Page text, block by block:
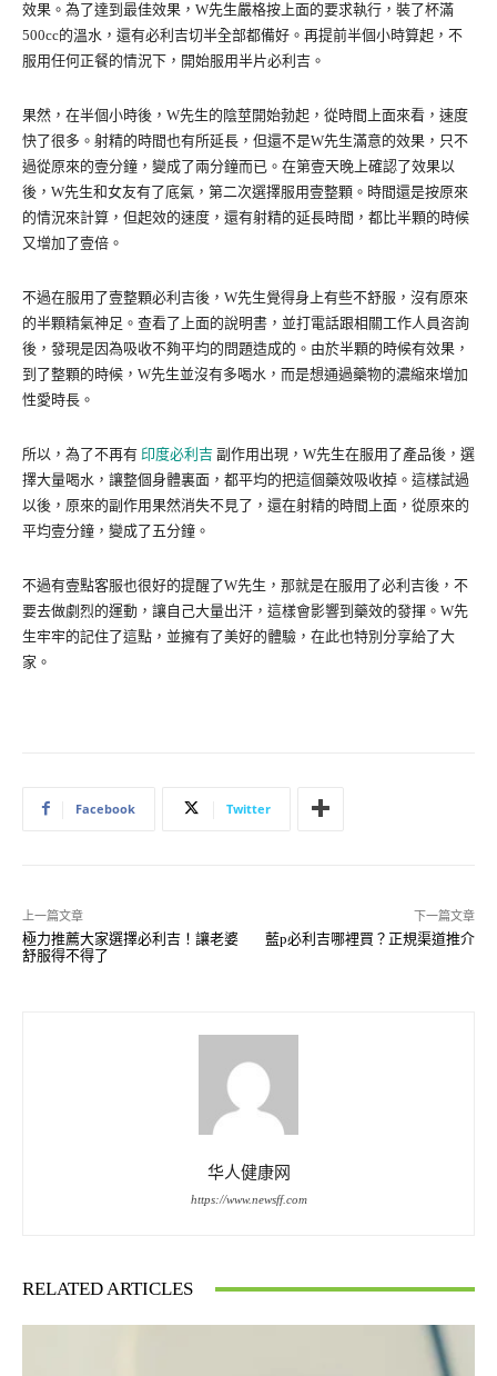
效果。為了達到最佳效果，W先生嚴格按上面的要求執行，裝了杯滿
500cc的溫水，還有必利吉切半全部都備好。再提前半個小時算起，不
服用任何正餐的情況下，開始服用半片必利吉。
果然，在半個小時後，W先生的陰莖開始勃起，從時間上面來看，速度
快了很多。射精的時間也有所延長，但還不是W先生滿意的效果，只不
過從原來的壹分鐘，變成了兩分鐘而已。在第壹天晚上確認了效果以
後，W先生和女友有了底氣，第二次選擇服用壹整顆。時間還是按原來
的情況來計算，但起效的速度，還有射精的延長時間，都比半顆的時候
又增加了壹倍。
不過在服用了壹整顆必利吉後，W先生覺得身上有些不舒服，沒有原來
的半顆精氣神足。查看了上面的說明書，並打電話跟相關工作人員咨詢
後，發現是因為吸收不夠平均的問題造成的。由於半顆的時候有效果，
到了整顆的時候，W先生並沒有多喝水，而是想通過藥物的濃縮來增加
性愛時長。
所以，為了不再有 印度必利吉 副作用出現，W先生在服用了產品後，選
擇大量喝水，讓整個身體裏面，都平均的把這個藥效吸收掉。這樣試過
以後，原來的副作用果然消失不見了，還在射精的時間上面，從原來的
平均壹分鐘，變成了五分鐘。
不過有壹點客服也很好的提醒了W先生，那就是在服用了必利吉後，不
要去做劇烈的運動，讓自己大量出汗，這樣會影響到藥效的發揮。W先
生牢牢的記住了這點，並擁有了美好的體驗，在此也特別分享給了大
家。
Facebook Twitter
上一篇文章
極力推薦大家選擇必利吉！讓老婆
舒服得不得了
下一篇文章
藍p必利吉哪裡買？正規渠道推介
华人健康网
https://www.newsff.com
RELATED ARTICLES